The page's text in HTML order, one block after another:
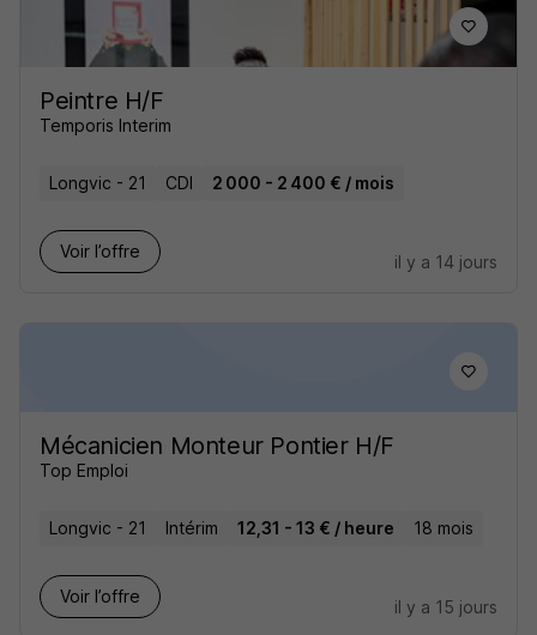
Peintre H/F
Temporis Interim
Longvic - 21 CDI 2 000 - 2 400 € / mois
Voir l’offre
il y a 14 jours
Mécanicien Monteur Pontier H/F
Top Emploi
Longvic - 21 Intérim 12,31 - 13 € / heure 18 mois
Voir l’offre
il y a 15 jours